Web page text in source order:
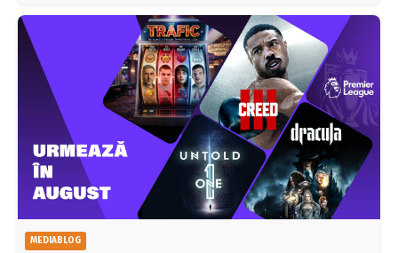
MEDIABLOG